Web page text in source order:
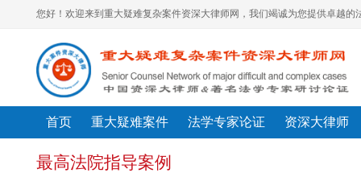
您好！欢迎来到重大疑难复杂案件资深大律师网，我们竭诚为您提供卓越的
首页 重大疑难案件 法学专家论证 资深大律师
最高法院指导案例